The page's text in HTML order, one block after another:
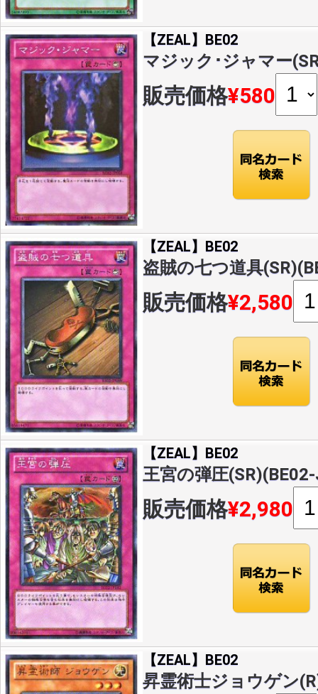
【ZEAL】BE02
マジック･ジャマー
販売価格¥580
【ZEAL】BE02
盗賊の七つ道具
販売価格¥2,580
【ZEAL】BE02
王宮の弾圧
販売価格¥2,980
【ZEAL】BE02
昇霊術士ジョウゲン